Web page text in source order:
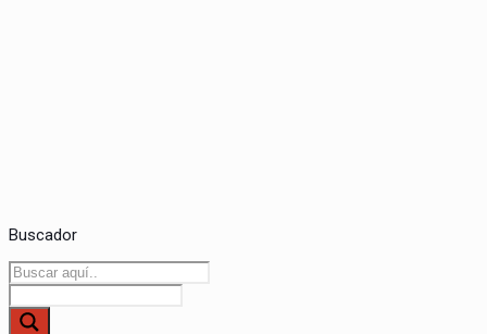
Buscador